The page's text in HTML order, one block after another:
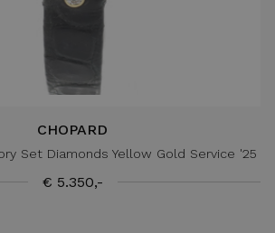
CHOPARD
Set Diamonds Yellow Gold Service '25
€ 5.350,-